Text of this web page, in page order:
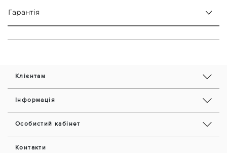
Гарантія
Клієнтам
Інформація
Особистий кабінет
Контакти